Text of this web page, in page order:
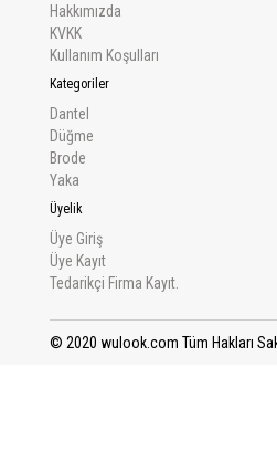
Hakkımızda
KVKK
Kullanım Koşulları
Kategoriler
Dantel
Düğme
Brode
Yaka
Üyelik
Üye Giriş
Üye Kayıt
Tedarikçi Firma Kayıt.
© 2020 wulook.com Tüm Hakları